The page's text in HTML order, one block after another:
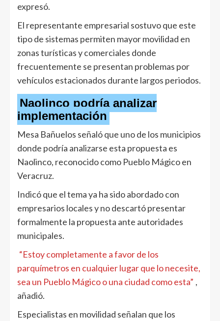
expresó.
El representante empresarial sostuvo que este
tipo de sistemas permiten mayor movilidad en
zonas turísticas y comerciales donde
frecuentemente se presentan problemas por
vehículos estacionados durante largos periodos.
Naolinco podría analizar
implementación
Mesa Bañuelos señaló que uno de los municipios
donde podría analizarse esta propuesta es
Naolinco, reconocido como Pueblo Mágico en
Veracruz.
Indicó que el tema ya ha sido abordado con
empresarios locales y no descartó presentar
formalmente la propuesta ante autoridades
municipales.
“Estoy completamente a favor de los
parquímetros en cualquier lugar que lo necesite,
sea un Pueblo Mágico o una ciudad como esta” ,
añadió.
Especialistas en movilidad señalan que los